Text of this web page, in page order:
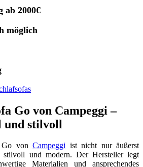
ab 2000€
möglich
Go von Campeggi –
stilvoll
Go vonCampeggi ist nicht nur äußerst
stilvoll und modern. Der Hersteller legt
Materialien und ansprechendes